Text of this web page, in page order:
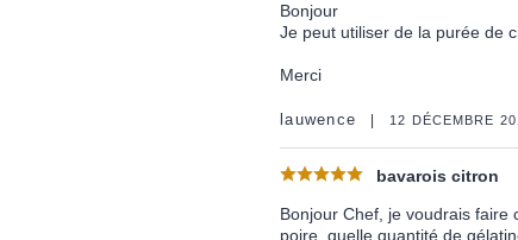
Bonjour
Je peut utiliser de la purée de
Merci
lauwence 12 DÉCEMBRE
bavarois citron
Bonjour Chef, je voudrais
poire, quelle quantité de